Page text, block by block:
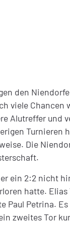
den
viele Chancen
Alutreffer und
Turnieren
Die
ein 2:2 nicht
hatte.
Paul Petrina.
zweites Tor